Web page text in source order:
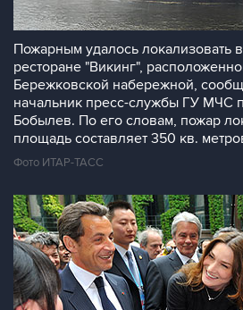
Пожарным удалось локализовать
ресторане "Викинг",
Бережковской набережной,
начальник пресс-службы ГУ МЧС
Бобылев. По его словам, пожар
площадь составляет 350 кв.
Фото ИТАР-ТАСС